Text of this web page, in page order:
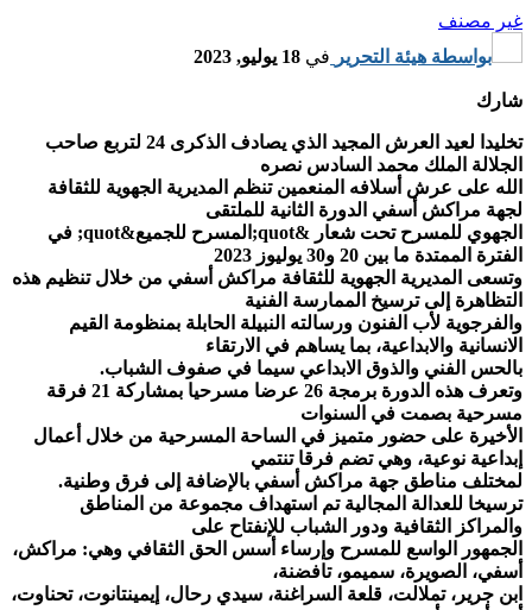
غير مصنف
بواسطة هيئة التحرير في 18 يوليو, 2023
شارك
تخليدا لعيد العرش المجيد الذي يصادف الذكرى 24 لتربع صاحب
الجلالة الملك محمد السادس نصره
الله على عرش أسلافه المنعمين تنظم المديرية الجهوية للثقافة
لجهة مراكش أسفي الدورة الثانية للملتقى
الجهوي للمسرح تحت شعار &quot;المسرح للجميع&quot; في
الفترة الممتدة ما بين 20 و30 يوليوز 2023
وتسعى المديرية الجهوية للثقافة مراكش أسفي من خلال تنظيم هذه
التظاهرة إلى ترسيخ الممارسة الفنية
والفرجوية لأب الفنون ورسالته النبيلة الحابلة بمنظومة القيم
الانسانية والابداعية، بما يساهم في الارتقاء
بالحس الفني والذوق الابداعي سيما في صفوف الشباب.
وتعرف هذه الدورة برمجة 26 عرضا مسرحيا بمشاركة 21 فرقة
مسرحية بصمت في السنوات
الأخيرة على حضور متميز في الساحة المسرحية من خلال أعمال
إبداعية نوعية، وهي تضم فرقا تنتمي
لمختلف مناطق جهة مراكش أسفي بالإضافة إلى فرق وطنية.
ترسيخا للعدالة المجالية تم استهداف مجموعة من المناطق
والمراكز الثقافية ودور الشباب للإنفتاح على
الجمهور الواسع للمسرح وإرساء أسس الحق الثقافي وهي: مراكش،
أسفي، الصويرة، سميمو، تافضنة،
ابن جرير، تملالت، قلعة السراغنة، سيدي رحال، إيمينتانوت، تحناوت،